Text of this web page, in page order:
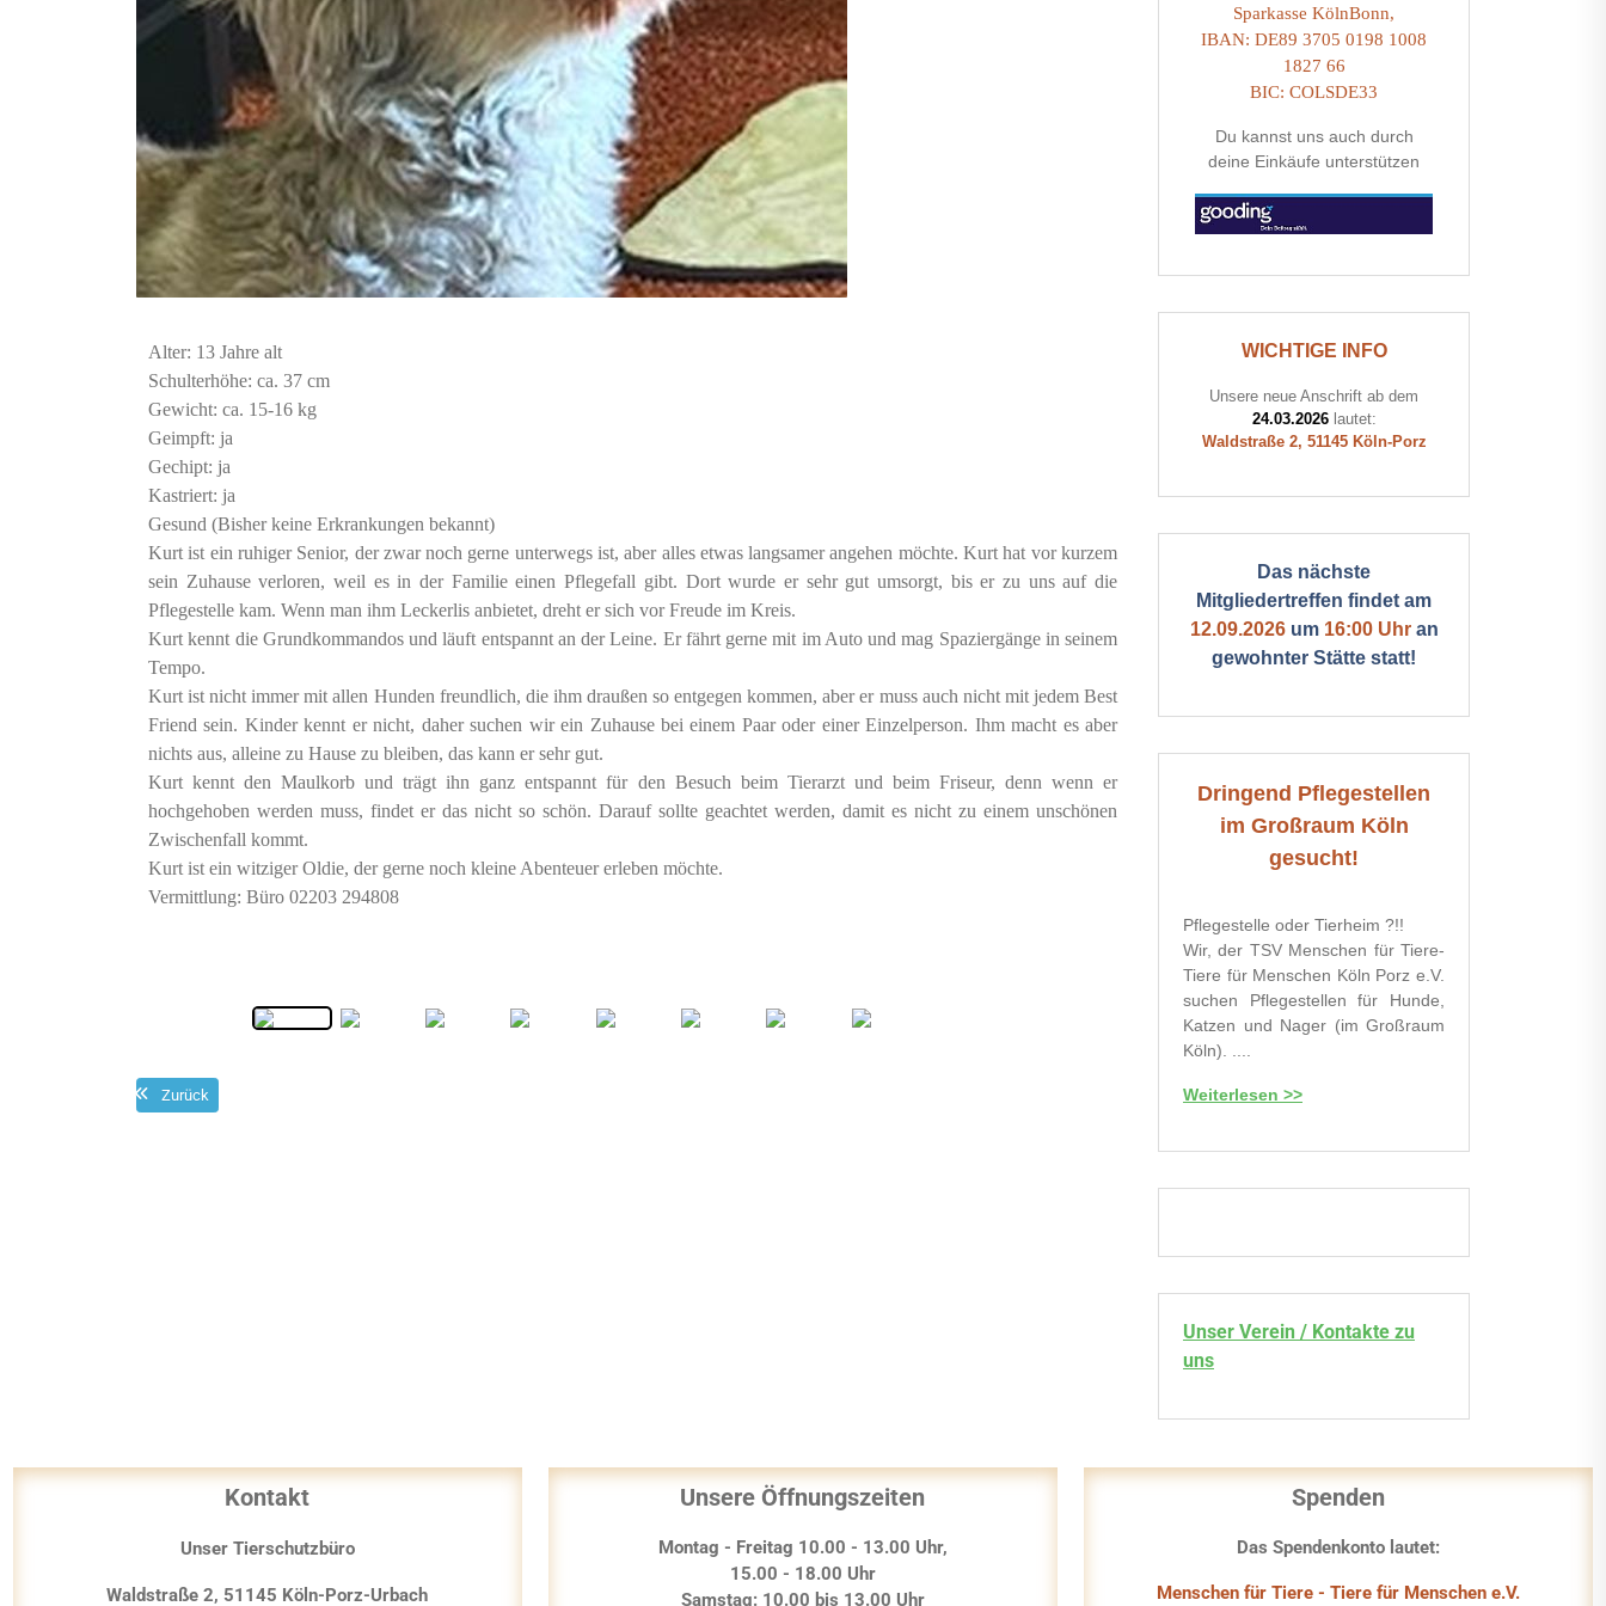
Alter: 13 Jahre alt
Schulterhöhe: ca. 37 cm
Gewicht: ca. 15-16 kg
Geimpft: ja
Gechipt: ja
Kastriert: ja
Gesund (Bisher keine Erkrankungen bekannt)
Kurt ist ein ruhiger Senior, der zwar noch gerne unterwegs ist, aber alles etwas langsamer angehen möchte. Kurt hat vor kurzem
sein Zuhause verloren, weil es in der Familie einen Pflegefall gibt. Dort wurde er sehr gut umsorgt, bis er zu uns auf die
Pflegestelle kam. Wenn man ihm Leckerlis anbietet, dreht er sich vor Freude im Kreis.
Kurt kennt die Grundkommandos und läuft entspannt an der Leine. Er fährt gerne mit im Auto und mag Spaziergänge in seinem
Tempo.
Kurt ist nicht immer mit allen Hunden freundlich, die ihm draußen so entgegen kommen, aber er muss auch nicht mit jedem Best
Friend sein. Kinder kennt er nicht, daher suchen wir ein Zuhause bei einem Paar oder einer Einzelperson. Ihm macht es aber
nichts aus, alleine zu Hause zu bleiben, das kann er sehr gut.
Kurt kennt den Maulkorb und trägt ihn ganz entspannt für den Besuch beim Tierarzt und beim Friseur, denn wenn er
hochgehoben werden muss, findet er das nicht so schön. Darauf sollte geachtet werden, damit es nicht zu einem unschönen
Zwischenfall kommt.
Kurt ist ein witziger Oldie, der gerne noch kleine Abenteuer erleben möchte.
Vermittlung: Büro 02203 294808
Zurück
Sparkasse KölnBonn,
IBAN: DE89 3705 0198 1008
1827 66
BIC: COLSDE33
Du kannst uns auch durch
deine Einkäufe unterstützen
WICHTIGE INFO
Unsere neue Anschrift ab dem
24.03.2026lautet:
Waldstraße 2, 51145 Köln-Porz
Das nächste
Mitgliedertreffen findet am
12.09.2026um 16:00 Uhran
gewohnter Stätte statt!
Dringend Pflegestellen
im Großraum Köln
gesucht!
Pflegestelle oder Tierheim ?!!
Wir, der TSV Menschen für Tiere-
Tiere für Menschen Köln Porz e.V.
suchen Pflegestellen für Hunde,
Katzen und Nager (im Großraum
Köln). ....
Weiterlesen >>
Unser Verein / Kontakte zu
uns
Kontakt
Unser Tierschutzbüro
Waldstraße 2, 51145 Köln-Porz-Urbach
Unsere Öffnungszeiten
Montag - Freitag 10.00 - 13.00 Uhr,
15.00 - 18.00 Uhr
Samstag: 10.00 bis 13.00 Uhr
Spenden
Das Spendenkonto lautet:
Menschen für Tiere - Tiere für Menschen e.V.